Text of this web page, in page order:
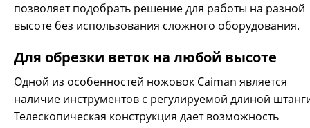
позволяет подобрать решение для работы на разной
высоте без использования сложного оборудования.
Для обрезки веток на любой высоте
Одной из особенностей ножовок Caiman является
наличие инструментов с регулируемой длиной
Телескопическая конструкция дает возможность